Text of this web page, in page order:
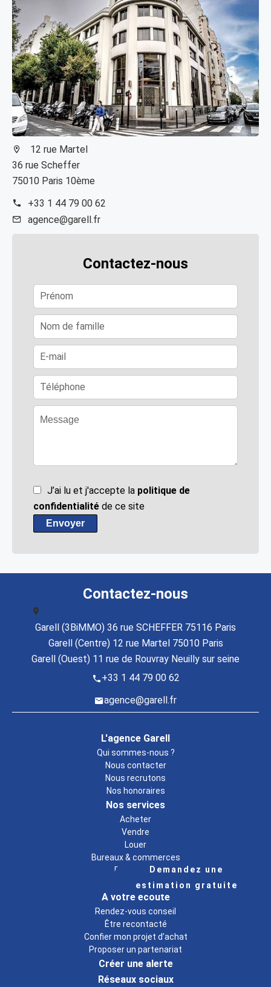
12 rue Martel
36 rue Scheffer
75010 Paris 10ème
+33 1 44 79 00 62
agence@garell.fr
Contactez-nous
J’ai lu et j'accepte la politique de
confidentialité de ce site
Envoyer
Demandez une
estimation gratuite
Contactez-nous
Garell (3BiMMO) 36 rue SCHEFFER 75116 Paris
Garell (Centre) 12 rue Martel 75010 Paris
Garell (Ouest) 11 rue de Rouvray Neuilly sur seine
+33 1 44 79 00 62
agence@garell.fr
L'agence Garell
Qui sommes-nous ?
Nous contacter
Nous recrutons
Nos honoraires
Nos services
Acheter
Vendre
Louer
Bureaux & commerces
Estimation
A propos
A votre écoute
Rendez-vous conseil
Être recontacté
Confier mon projet d’achat
Proposer un partenariat
Créer une alerte
Réseaux sociaux